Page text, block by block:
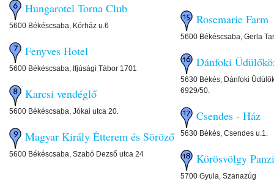
Hungarotel Torna Club
5600 Békéscsaba, Kórház u.6
Fenyves Hotel
5600 Békéscsaba, Ifjúsági Tábor 1701
Karcsi vendéglő
5600 Békéscsaba, Jókai utca 20.
Magyar Király Étterem és Söröző
5600 Békéscsaba, Szabó Dezső utca 24
Rosemarie Farm
5600 Békéscsaba, Gerla
Dánfoki
5630 Békés, Dánfoki
6929/50.
Csendes - Ház
5630 Békés, Csendes u.1.
Körösvölgy
5700 Gyula, Szanazúg